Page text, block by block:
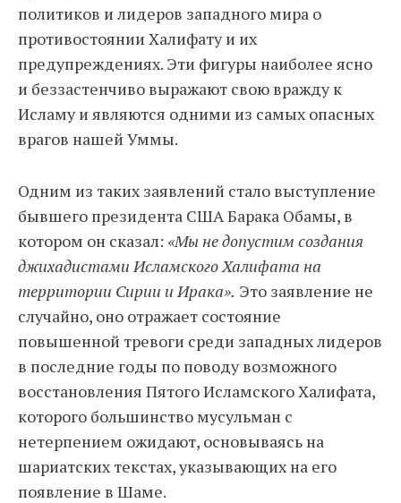
политиков и лидеров западного мира о
противостоянии Халифату и их
предупреждениях. Эти фигуры наиболее ясно
и беззастенчиво выражают свою вражду к
Исламу и являются одними из самых опасных
врагов нашей Уммы.
Одним из таких заявлений стало выступление
бывшего президента США Барака Обамы, в
котором он сказал: «Мы не допустим создания
джихадистами Исламского Халифата на
территории Сирии и Ирака». Это заявление не
случайно, оно отражает состояние
повышенной тревоги среди западных лидеров
в последние годы по поводу возможного
восстановления Пятого Исламского Халифата,
которого большинство мусульман с
нетерпением ожидают, основываясь на
шариатских текстах, указывающих на его
появление в Шаме.